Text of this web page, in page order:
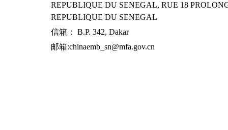
REPUBLIQUE DU SENEGAL, RUE 18
REPUBLIQUE DU SENEGAL
信箱： B.P. 342, Dakar
邮箱:chinaemb_sn@mfa.gov.cn